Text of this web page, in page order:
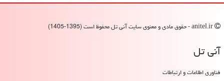
آنی تل
فناوری اطلاعات و ارتباطات